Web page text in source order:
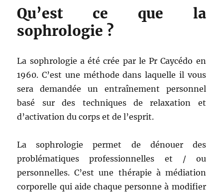
Qu’est ce que la
sophrologie ?
La sophrologie a été crée par le Pr Caycédo en
1960. C’est une méthode dans laquelle il vous
sera demandée un entraînement personnel
basé sur des techniques de relaxation et
d’activation du corps et de l’esprit.
La sophrologie permet de dénouer des
problématiques professionnelles et / ou
personnelles. C’est une thérapie à médiation
corporelle qui aide chaque personne à modifier